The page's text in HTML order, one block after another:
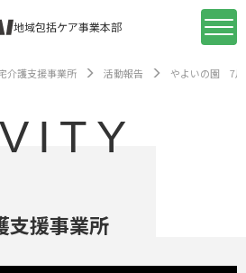
地域包括ケア事業本部
介護支援事業所 活動報告 やよいの園 7月
支援事業所